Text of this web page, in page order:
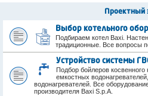
Проектный
Выбор котельного
Подбираем котел Baxi.
традиционные. Все вопросы
Устройство системы
Подбор бойлеров косвенного
емкостных
водонагревателей. Все
производителя Baxi S.p.A.